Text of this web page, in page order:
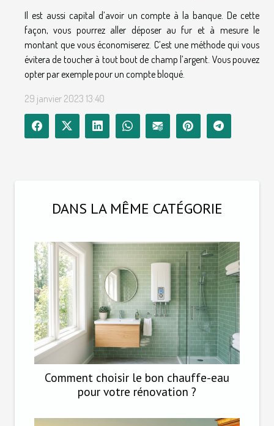
DANS LA MÊME CATÉGORIE
Comment choisir le bon chauffe-eau
pour votre rénovation ?
Il est aussi capital d’avoir un compte à la banque. De cette
façon, vous pourrez aller déposer au fur et à mesure le
montant que vous économiserez. C’est une méthode qui vous
évitera de toucher à tout bout de champ l’argent. Vous pouvez
opter par exemple pour un compte bloqué.
29 janvier 2023 13:40